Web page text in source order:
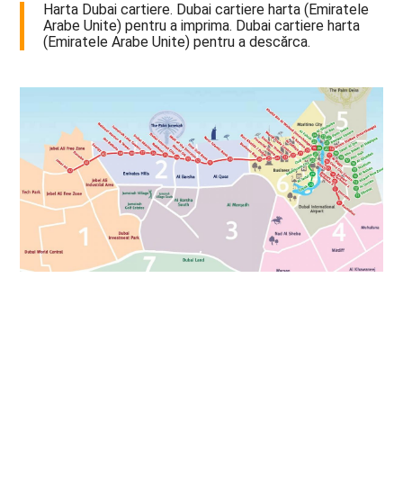
Harta Dubai cartiere. Dubai cartiere harta (Emiratele
Arabe Unite) pentru a imprima. Dubai cartiere harta
(Emiratele Arabe Unite) pentru a descărca.